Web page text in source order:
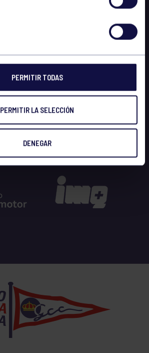
PERMITIR TODAS
PERMITIR LA SELECCIÓN
DENEGAR